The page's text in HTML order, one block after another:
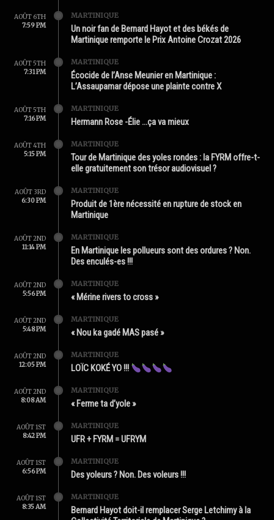
AOÛT 6TH
7:59 PM
MARTINIQUE
Un noir fan de Bernard Hayot et des békés de
Martinique remporte le Prix Antoine Crozat 2026
AOÛT 5TH
7:31 PM
MARTINIQUE
Écocide de l’Anse Meunier en Martinique :
L’Assaupamar dépose une plainte contre X
AOÛT 5TH
7:16 PM
MARTINIQUE
Hermann Rose -Élie …ça va mieux
AOÛT 4TH
5:15 PM
MARTINIQUE
Tour de Martinique des yoles rondes : la FYRM offre-t-
elle gratuitement son trésor audiovisuel ?
AOÛT 3RD
6:30 PM
MARTINIQUE
Produit de 1ère nécessité en rupture de stock en
Martinique
AOÛT 2ND
11:14 PM
MARTINIQUE
En Martinique les pollueurs sont des ordures ? Non.
Des enculés-es !!!
AOÛT 2ND
5:56 PM
MARTINIQUE
« Mérine rivers to cross »
AOÛT 2ND
5:48 PM
MARTINIQUE
« Nou ka gadé MAS pasé »
AOÛT 2ND
12:05 PM
MARTINIQUE
LOÏC KOKÉ YO !!!
AOÛT 2ND
8:08 AM
MARTINIQUE
« Ferme ta d’yole »
AOÛT 1ST
8:42 PM
MARTINIQUE
UFR + FYRM = UFRYM
AOÛT 1ST
6:56 PM
MARTINIQUE
Des yoleurs ? Non. Des voleurs !!!
AOÛT 1ST
8:35 AM
MARTINIQUE
Bernard Hayot doit-il remplacer Serge Letchimy à la